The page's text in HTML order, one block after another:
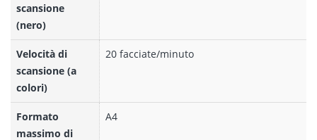
scansione
(nero)
Velocità di
scansione (a
colori)
20 facciate/minuto
Formato
massimo di
A4